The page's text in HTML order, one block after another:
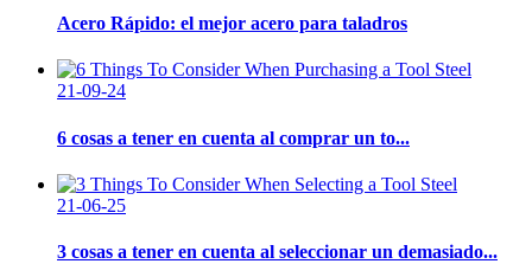
Acero Rápido: el mejor acero para taladros
21-09-24
6 cosas a tener en cuenta al comprar un to...
21-06-25
3 cosas a tener en cuenta al seleccionar un demasiado...